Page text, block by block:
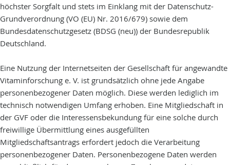
höchster Sorgfalt und stets im Einklang mit der Datenschutz-
Grundverordnung (VO (EU) Nr. 2016/679) sowie dem
Bundesdatenschutzgesetz (BDSG (neu)) der Bundesrepublik
Deutschland.
Eine Nutzung der Internetseiten der Gesellschaft für angewandte
Vitaminforschung e. V. ist grundsätzlich ohne jede Angabe
personenbezogener Daten möglich. Diese werden lediglich im
technisch notwendigen Umfang erhoben. Eine Mitgliedschaft in
der GVF oder die Interessensbekundung für eine solche durch
freiwillige Übermittlung eines ausgefüllten
Mitgliedschaftsantrags erfordert jedoch die Verarbeitung
personenbezogener Daten. Personenbezogene Daten werden